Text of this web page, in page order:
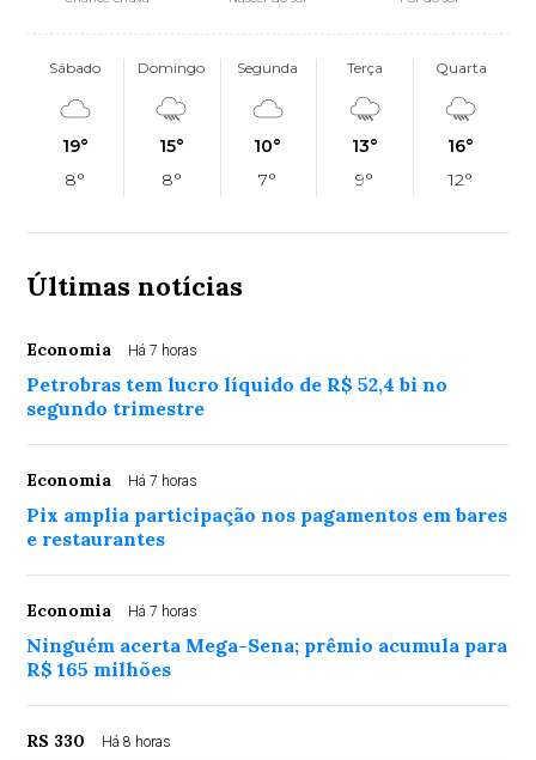
Sábado
19°
8°
Domingo
15°
8°
Segunda
10°
7°
Terça
13°
9°
Quarta
16°
12°
Últimas notícias
Economia Há 7 horas
Petrobras tem lucro líquido de R$ 52,4 bi no
segundo trimestre
Economia Há 7 horas
Pix amplia participação nos pagamentos em bares
e restaurantes
Economia Há 7 horas
Ninguém acerta Mega-Sena; prêmio acumula para
R$ 165 milhões
RS 330 Há 8 horas